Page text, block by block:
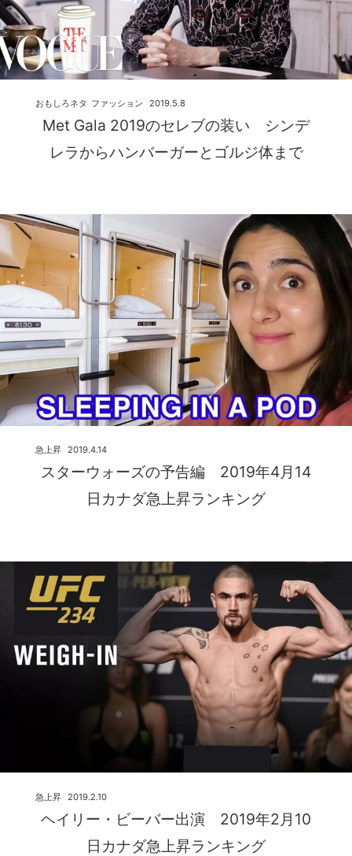
Met Gala 2019のセレブの装い シンデ
レラからハンバーガーとゴルジ体まで
2019.5.8
おもしろネタ ファッション
スターウォーズの予告編 2019年4月14
日カナダ急上昇ランキング
2019.4.14
急上昇
ヘイリー・ビーバー出演 2019年2月10
日カナダ急上昇ランキング
2019.2.10
急上昇